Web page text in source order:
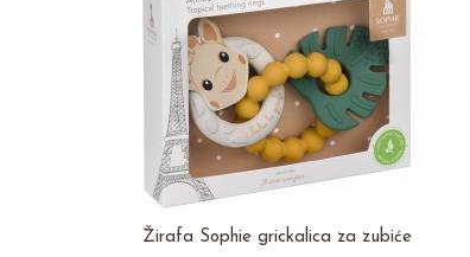
Žirafa Sophie grickalica za zubiće